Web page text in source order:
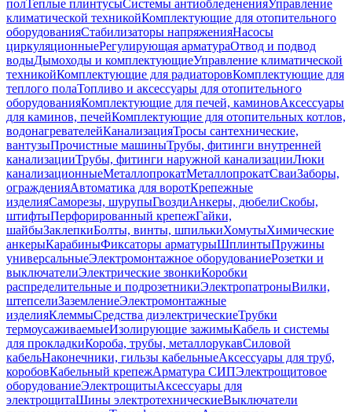
полТеплые плинтусыСистемы антиобледененияУправление
климатической техникойКомплектующие для отопительного
оборудованияСтабилизаторы напряженияНасосы
циркуляционныеРегулирующая арматураОтвод и подвод
водыДымоходы и комплектующиеУправление климатической
техникойКомплектующие для радиаторовКомплектующие для
теплого полаТопливо и аксессуары для отопительного
оборудованияКомплектующие для печей, каминовАксессуары
для каминов, печейКомплектующие для отопительных котлов,
водонагревателейКанализацияТросы сантехнические,
вантузыПрочистные машиныТрубы, фитинги внутренней
канализацииТрубы, фитинги наружной канализацииЛюки
канализационныеМеталлопрокатМеталлопрокатСваиЗаборы,
огражденияАвтоматика для воротКрепежные
изделияСаморезы, шурупыГвоздиАнкеры, дюбелиСкобы,
штифтыПерфорированный крепежГайки,
шайбыЗаклепкиБолты, винты, шпилькиХомутыХимические
анкерыКарабиныФиксаторы арматурыШплинтыПружины
универсальныеЭлектромонтажное оборудованиеРозетки и
выключателиЭлектрические звонкиКоробки
распределительные и подрозетникиЭлектропатроныВилки,
штепселиЗаземлениеЭлектромонтажные
изделияКлеммыСредства диэлектрическиеТрубки
термоусаживаемыеИзолирующие зажимыКабель и системы
для прокладкиКороба, трубы, металлорукавСиловой
кабельНаконечники, гильзы кабельныеАксессуары для труб,
коробовКабельный крепежАрматура СИПЭлектрощитовое
оборудованиеЭлектрощитыАксессуары для
электрощитаШины электротехническиеВыключатели